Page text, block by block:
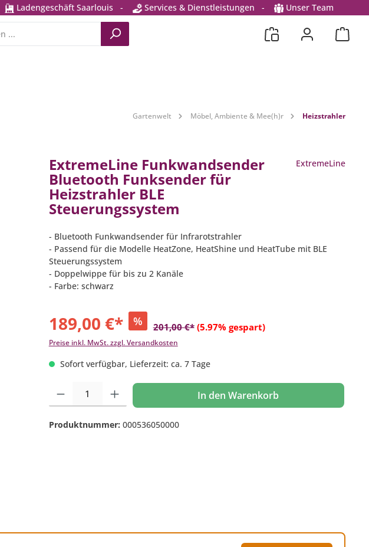
Ladengeschäft Saarlouis - Services & Dienstleistungen - Unser Team
Gartenwelt Möbel, Ambiente & Mee(h)r Heizstrahler
ExtremeLine Funkwandsender
Bluetooth Funksender für
Heizstrahler BLE
Steuerungssystem
ExtremeLine
- Bluetooth Funkwandsender für Infrarotstrahler
- Passend für die Modelle HeatZone, HeatShine und HeatTube mit BLE
Steuerungssystem
- Doppelwippe für bis zu 2 Kanäle
- Farbe: schwarz
189,00 €* % 201,00 €* (5.97% gespart)
Preise inkl. MwSt. zzgl. Versandkosten
Sofort verfügbar, Lieferzeit: ca. 7 Tage
Produkt Anzahl: Gib den gewünschten Wert ein oder benutze die Schaltflächen um die
In den Warenkorb
Produktnummer: 000536050000